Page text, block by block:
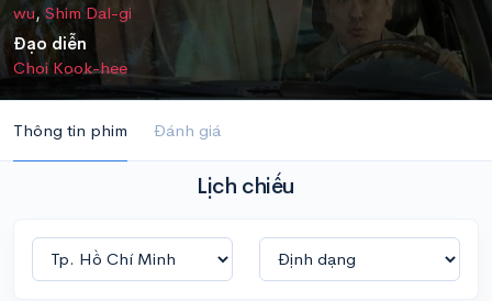
wu, Shim Dal-gi
Đạo diễn
Choi Kook-hee
Thông tin phim Đánh giá
Lịch chiếu